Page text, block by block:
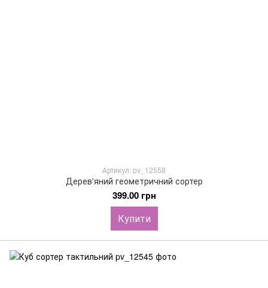
Артикул: pv_12558
Дерев'яний геометричний сортер
399.00 грн
Купити